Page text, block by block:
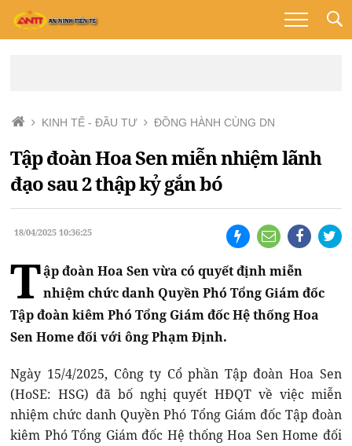
KINH TẾ - ĐẦU TƯ ĐỒNG HÀNH CÙNG DN
Tập đoàn Hoa Sen miễn nhiệm lãnh
đạo sau 2 thập kỷ gắn bó
18/04/2025 10:36:25
Tập đoàn Hoa Sen vừa có quyết định miễn
nhiệm chức danh Quyền Phó Tổng Giám đốc
Tập đoàn kiêm Phó Tổng Giám đốc Hệ thống Hoa
Sen Home đối với ông Phạm Định.
Ngày 15/4/2025, Công ty Cổ phần Tập đoàn Hoa Sen
(HoSE: HSG) đã bố nghị quyết HĐQT về việc miễn
nhiệm chức danh Quyền Phó Tổng Giám đốc Tập đoàn
kiêm Phó Tổng Giám đốc Hệ thống Hoa Sen Home đối